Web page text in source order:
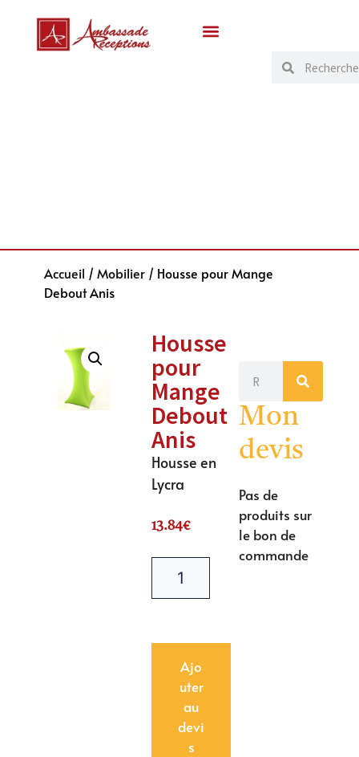
Accueil / Mobilier/ Housse pour Mange
Debout Anis
Housse
pour
Mange
Debout
Anis
Housse en
Lycra
13.84€
Ajo
uter
au
devi
s
Mon
devis
Pas de
produits sur
le bon de
commande